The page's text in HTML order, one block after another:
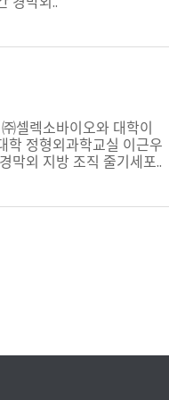
셀렉소바이오와 대학이
학 정형외과학교실 이근우
막외 지방 조직 줄기세포..